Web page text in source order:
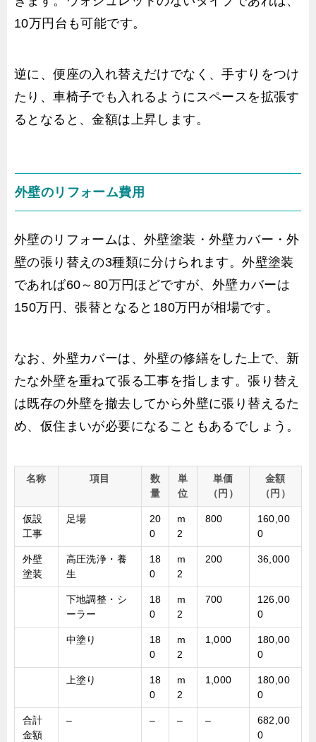
10万円台も可能です。
逆に、便座の入れ替えだけでなく、手すりをつけ
たり、車椅子でも入れるようにスペースを拡張す
るとなると、金額は上昇します。
外壁のリフォーム費用
外壁のリフォームは、外壁塗装・外壁カバー・外
壁の張り替えの3種類に分けられます。外壁塗装
であれば60～80万円ほどですが、外壁カバーは
150万円、張替となると180万円が相場です。
なお、外壁カバーは、外壁の修繕をした上で、新
たな外壁を重ねて張る工事を指します。張り替え
は既存の外壁を撤去してから外壁に張り替えるた
め、仮住まいが必要になることもあるでしょう。
名称 項目
数
量
単
位
単価
（円）
金額
（円）
仮設
工事
足場
20
0
m
2
800
160,00
0
外壁
塗装
高圧洗浄・養
生
18
0
m
2
200 36,000
下地調整・シ
ーラー
18
0
m
2
700
126,00
0
中塗り
18
0
m
2
1,000
180,00
0
上塗り
18
0
m
2
1,000
180,00
0
合計
金額
– – – –
682,00
0